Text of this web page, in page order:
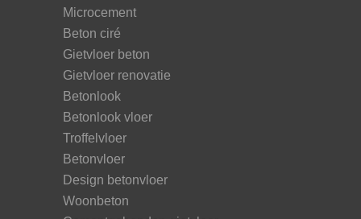
Microcement
Beton ciré
Gietvloer beton
Gietvloer renovatie
Betonlook
Betonlook vloer
Troffelvloer
Betonvloer
Design betonvloer
Woonbeton